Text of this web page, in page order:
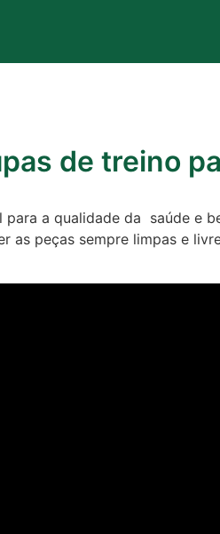
de treino
a qualidade da saúde e
peças sempre limpas e